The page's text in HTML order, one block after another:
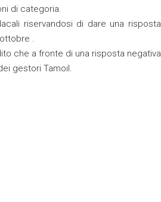
di categoria.
riservandosi di dare una risposta
.
che a fronte di una risposta negativa
gestori Tamoil.